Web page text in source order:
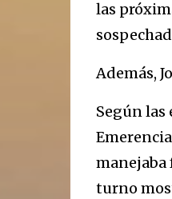
las
Además,
Según las
manejaba
turno